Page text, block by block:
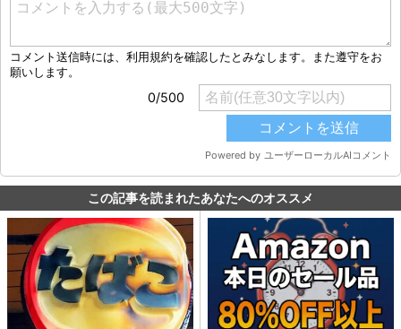
この記事を読まれたあなたへのオススメ